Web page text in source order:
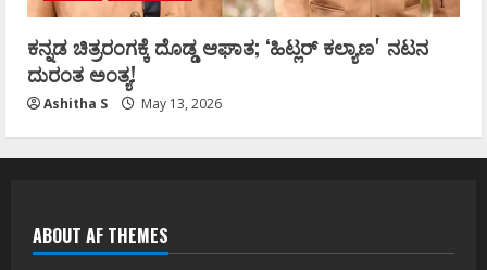
ಕನ್ನಡ ಚಿತ್ರರಂಗಕ್ಕೆ ದೊಡ್ಡ ಆಘಾತ; ʻಹಿಟ್ಲರ್ ಕಲ್ಯಾಣʼ ನಟನ
ದುರಂತ ಅಂತ್ಯ!
Ashitha S May 13, 2026
ABOUT AF THEMES